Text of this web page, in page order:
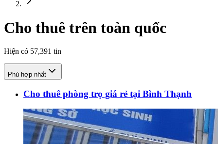
Cho thuê trên toàn quốc
Hiện có 57,391 tin
Phù hợp nhất
Cho thuê phòng trọ giá rẻ tại Bình Thạnh